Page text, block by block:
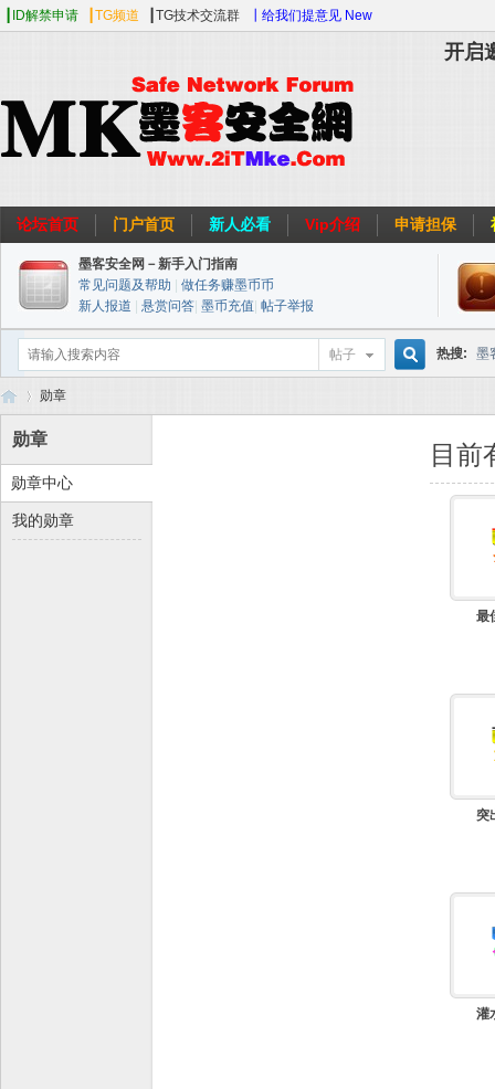
┃ID解禁申请 ┃TG频道 ┃TG技术交流群 ┃给我们提意见 New
开启
论坛首页 门户首页 新人必看 Vip介绍 申请担保
墨客安全网－新手入门指南
常见问题及帮助
做任务赚墨币币
新人报道
悬赏问答 墨币充值 帖子举报
帖子 热搜: 墨
墨 ›
勋章
目
最
突
灌
勋章
勋章中心
我的勋章